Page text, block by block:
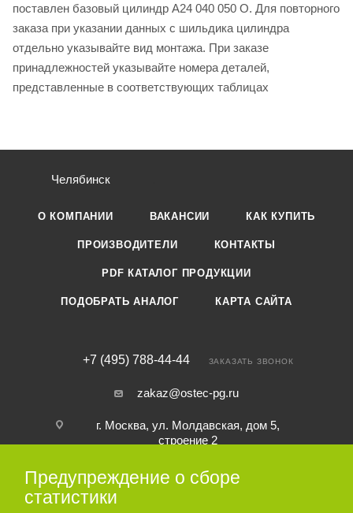
поставлен базовый цилиндр A24 040 050 O. Для повторного
заказа при указании данных с шильдика цилиндра
отдельно указывайте вид монтажа. При заказе
принадлежностей указывайте номера деталей,
представленные в соответствующих таблицах
Челябинск
О КОМПАНИИ ВАКАНСИИ КАК КУПИТЬ
ПРОИЗВОДИТЕЛИ КОНТАКТЫ
PDF КАТАЛОГ ПРОДУКЦИИ
ПОДОБРАТЬ АНАЛОГ КАРТА САЙТА
+7 (495) 788-44-44 ЗАКАЗАТЬ ЗВОНОК
zakaz@ostec-pg.ru
г. Москва, ул. Молдавская, дом 5,
строение 2
ПОДПИСАТЬСЯ НА РАССЫЛКУ
Предупреждение о сборе
статистики